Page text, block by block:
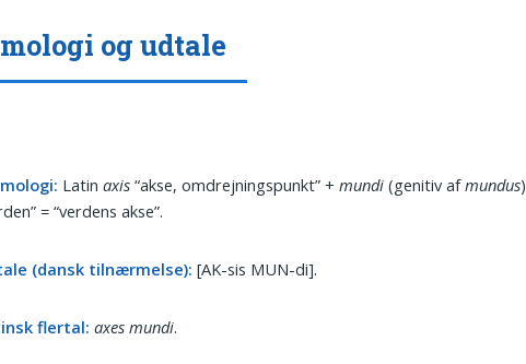
og udtale
Latinaxis “akse, omdrejningspunkt” +mundi (genitiv afmundus)
= “verdens akse”.
(dansk tilnærmelse): [AK-sis MUN-di].
flertal: axes mundi.